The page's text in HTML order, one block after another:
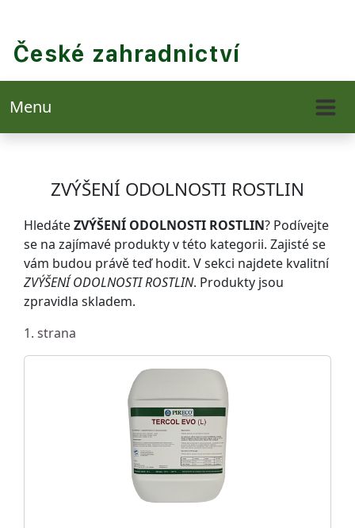
Menu
ZVÝŠENÍ ODOLNOSTI ROSTLIN
HledáteZVÝŠENÍ ODOLNOSTI ROSTLIN? Podívejte
se na zajímavé produkty v této kategorii. Zajisté se
vám budou právě teď hodit. V sekci najdete kvalitní
ZVÝŠENÍ ODOLNOSTI ROSTLIN. Produkty jsou
zpravidla skladem.
1. strana